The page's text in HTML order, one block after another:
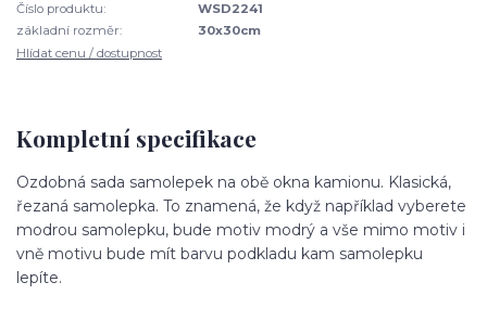
Číslo produktu:
WSD2241
základní rozměr:
30x30cm
Hlídat cenu / dostupnost
Kompletní specifikace
Ozdobná sada samolepek na obě okna kamionu. Klasická,
řezaná samolepka. To znamená, že když například vyberete
modrou samolepku, bude motiv modrý a vše mimo motiv i
vně motivu bude mít barvu podkladu kam samolepku
lepíte.